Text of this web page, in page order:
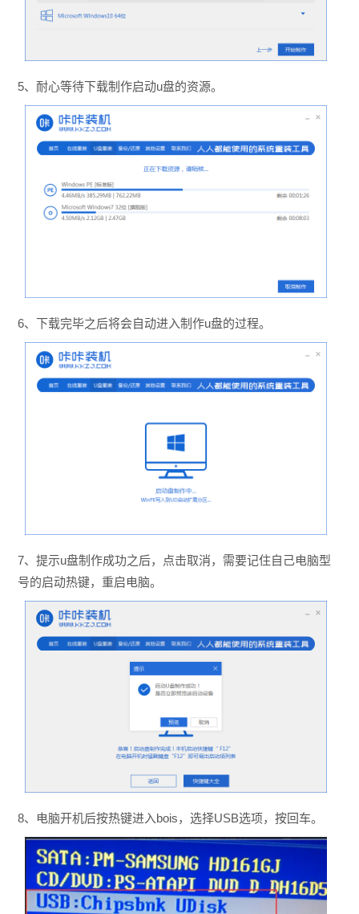
5、耐心等待下载制作启动u盘的资源。
6、下载完毕之后将会自动进入制作u盘的过程。
7、提示u盘制作成功之后，点击取消，需要记住自己电脑型
号的启动热键，重启电脑。
8、电脑开机后按热键进入bois，选择USB选项，按回车。